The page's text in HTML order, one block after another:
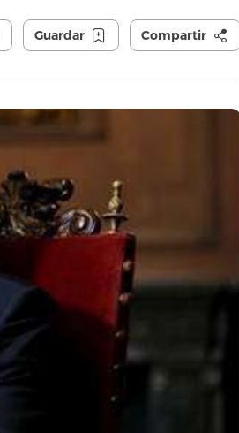
Guardar Compartir